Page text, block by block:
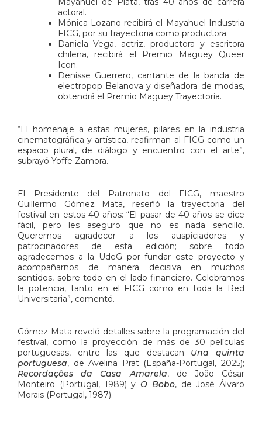
actoral.
Mónica Lozano recibirá el Mayahuel Industria
FICG, por su trayectoria como productora.
Daniela Vega, actriz, productora y escritora
chilena, recibirá el Premio Maguey Queer
Icon.
Denisse Guerrero, cantante de la banda de
electropop Belanova y diseñadora de modas,
obtendrá el Premio Maguey Trayectoria.
“El homenaje a estas mujeres, pilares en la industria
cinematográfica y artística, reafirman al FICG como un
espacio plural, de diálogo y encuentro con el arte”,
subrayó Yoffe Zamora.
El Presidente del Patronato del FICG, maestro
Guillermo Gómez Mata, reseñó la trayectoria del
festival en estos 40 años: “El pasar de 40 años se dice
fácil, pero les aseguro que no es nada sencillo.
Queremos agradecer a los auspiciadores y
patrocinadores de esta edición; sobre todo
agradecemos a la UdeG por fundar este proyecto y
acompañarnos de manera decisiva en muchos
sentidos, sobre todo en el lado financiero. Celebramos
la potencia, tanto en el FICG como en toda la Red
Universitaria”, comentó.
Gómez Mata reveló detalles sobre la programación del
festival, como la proyección de más de 30 películas
portuguesas, entre las que destacan Una quinta
portuguesa, de Avelina Prat (España-Portugal, 2025);
Recordações da Casa Amarela, de João César
Monteiro (Portugal, 1989) y O Bobo, de José Álvaro
Morais (Portugal, 1987).